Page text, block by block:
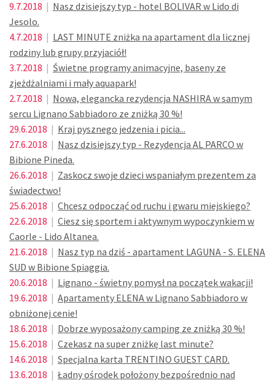
9.7.2018 | Nasz dzisiejszy typ - hotel BOLIVAR w Lido di
Jesolo.
4.7.2018 | LAST MINUTE zniżka na apartament dla licznej
rodziny lub grupy przyjaciół!
3.7.2018 | Świetne programy animacyjne, baseny ze
zjeżdżalniami i mały aquapark!
2.7.2018 | Nowa, elegancka rezydencja NASHIRA w samym
sercu Lignano Sabbiadoro ze zniżką 30 %!
29.6.2018 | Kraj pysznego jedzenia i picia...
27.6.2018 | Nasz dzisiejszy typ - Rezydencja AL PARCO w
Bibione Pineda.
26.6.2018 | Zaskocz swoje dzieci wspaniałym prezentem za
świadectwo!
25.6.2018 | Chcesz odpocząć od ruchu i gwaru miejskiego?
22.6.2018 | Ciesz się sportem i aktywnym wypoczynkiem w
Caorle - Lido Altanea.
21.6.2018 | Nasz typ na dziś - apartament LAGUNA - S. ELENA
SUD w Bibione Spiaggia.
20.6.2018 | Lignano - świetny pomysł na początek wakacji!
19.6.2018 | Apartamenty ELENA w Lignano Sabbiadoro w
obniżonej cenie!
18.6.2018 | Dobrze wyposażony camping ze zniżką 30 %!
15.6.2018 | Czekasz na super zniżkę last minute?
14.6.2018 | Specjalna karta TRENTINO GUEST CARD.
13.6.2018 | Ładny ośrodek położony bezpośrednio nad